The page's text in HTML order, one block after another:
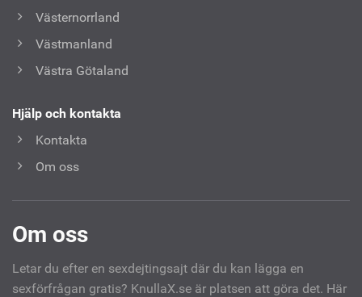
Västernorrland
Västmanland
Västra Götaland
Hjälp och kontakta
Kontakta
Om oss
Om oss
Letar du efter en sexdejtingsajt där du kan lägga en
sexförfrågan gratis? KnullaX.se är platsen att göra det. Här